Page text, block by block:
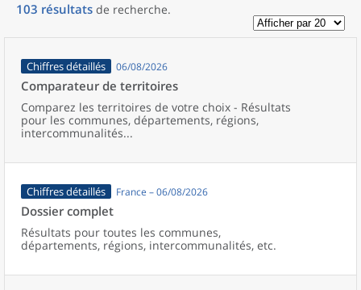
103 résultats de recherche.
Chiffres détaillés 06/08/2026
Comparateur de territoires
Comparez les territoires de votre choix - Résultats
pour les communes, départements, régions,
intercommunalités...
Chiffres détaillés France – 06/08/2026
Dossier complet
Résultats pour toutes les communes,
départements, régions, intercommunalités, etc.